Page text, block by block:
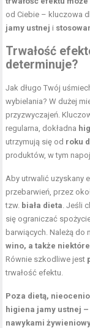
od Ciebie – kluczowa
jamy ustnej i
Trwałość
determinuje?
Jak długo Twój
wybielania? W dużej
przyzwyczajeń.
regularna, dokładna
utrzymują się od roku
produktów, w tym
Aby utrwalić uzyskany
przebarwień, przez
tzw. biała dieta . Jeśli
się ograniczać
barwiących. Należą do
wino, a także
Równie szkodliwe jest
trwałość efektu.
Poza dietą,
higiena jamy ustnej
nawykami